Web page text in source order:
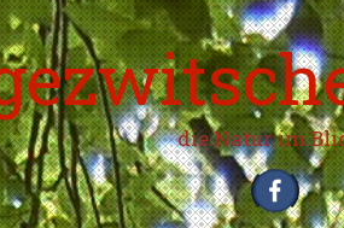
die Natur im